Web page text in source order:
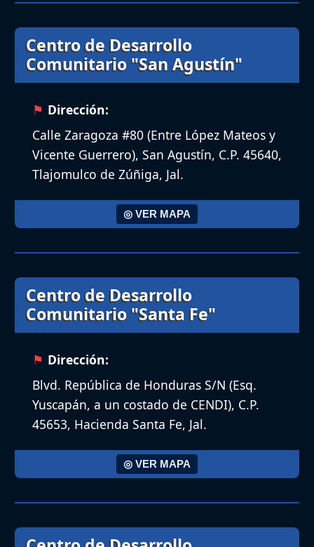
Centro de Desarrollo
Comunitario "San Agustín"
Dirección:
Calle Zaragoza #80 (Entre López Mateos y
Vicente Guerrero), San Agustín, C.P. 45640,
Tlajomulco de Zúñiga, Jal.
◎ VER MAPA
Centro de Desarrollo
Comunitario "Santa Fe"
Dirección:
Blvd. República de Honduras S/N (Esq.
Yuscapán, a un costado de CENDI), C.P.
45653, Hacienda Santa Fe, Jal.
◎ VER MAPA